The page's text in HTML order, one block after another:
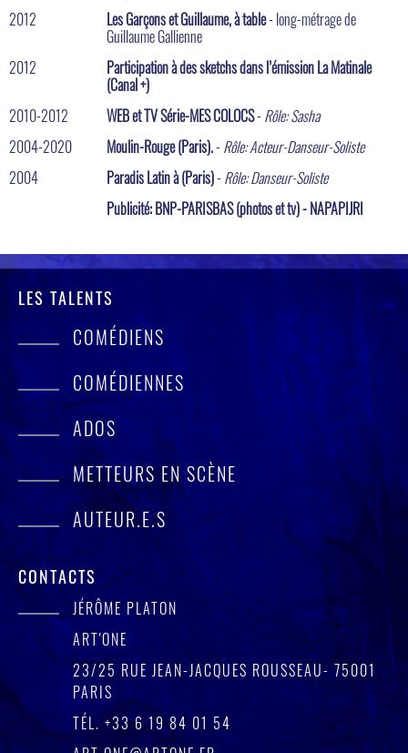
2012
Les Garçons et Guillaume, à table- long-métrage de
Guillaume Gallienne
2012
Participation à des sketchs dans l’émission La Matinale
(Canal +)
2010-2012
WEB et TV Série-MES COLOCS- Rôle: Sasha
2004-2020
Moulin-Rouge (Paris).- Rôle: Acteur-Danseur-Soliste
2004
Paradis Latin à (Paris)- Rôle: Danseur-Soliste
Publicité: BNP-PARISBAS (photos et tv) - NAPAPIJRI
LES TALENTS
COMÉDIENS
COMÉDIENNES
ADOS
METTEURS EN SCÈNE
AUTEUR.E.S
CONTACTS
JÉRÔME PLATON
ART'ONE
23/25 RUE JEAN-JACQUES ROUSSEAU- 75001
PARIS
TÉL. +33 6 19 84 01 54